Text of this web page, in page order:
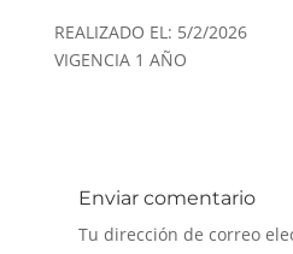
REALIZADO EL: 5/2/2026
VIGENCIA 1 AÑO
Enviar comentario
Tu dirección de correo